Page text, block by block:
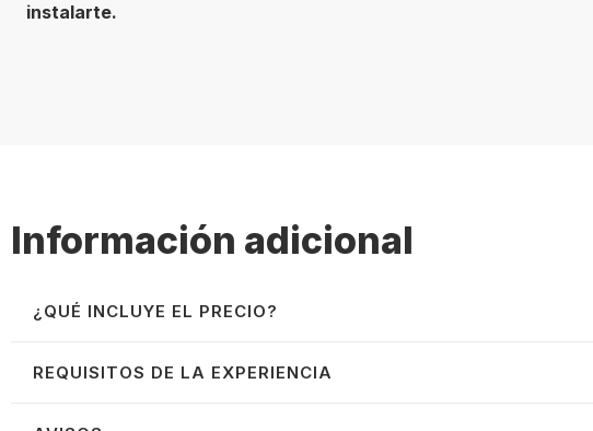
instalarte.
Información adicional
¿QUÉ INCLUYE EL PRECIO?
Incluye:
REQUISITOS DE LA EXPERIENCIA